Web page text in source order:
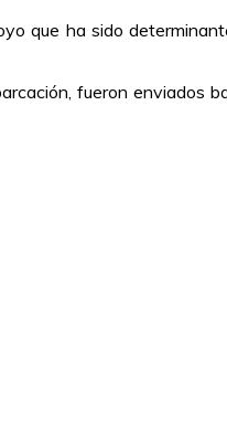
que ha sido
fueron enviados